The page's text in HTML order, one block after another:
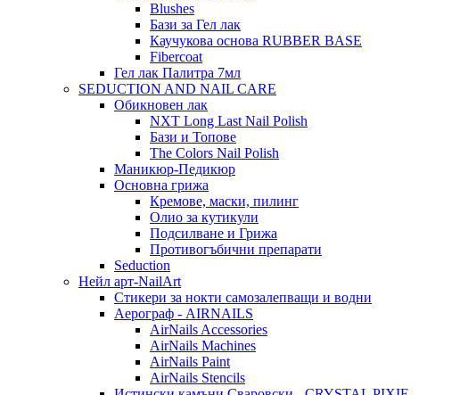
Blushes
Бази за Гел лак
Каучукова основа RUBBER BASE
Fibercoat
Гел лак Палитра 7мл
SEDUCTION AND NAIL CARE
Обикновен лак
NXT Long Last Nail Polish
Бази и Топове
The Colors Nail Polish
Маникюр-Педикюр
Основна грижа
Кремове, маски, пилинг
Олио за кутикули
Подсилване и Грижа
Противогъбични препарати
Seduction
Нейл арт-NailArt
Стикери за нокти самозалепващи и водни
Аерограф - AIRNAILS
AirNails Accessories
AirNails Machines
AirNails Paint
AirNails Stencils